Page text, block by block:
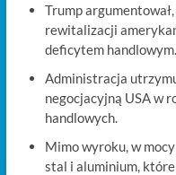
Trump
rewitalizacji
deficytem handlowym.
Administracja
negocjacyjną USA w
handlowych.
Mimo wyroku, w
stal i aluminium,